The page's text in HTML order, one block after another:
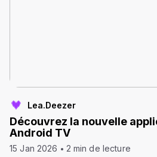
Lea.Deezer
Découvrez la nouvelle
Android TV
15 Jan 2026 2 min de lecture